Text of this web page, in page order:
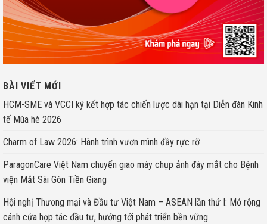
BÀI VIẾT MỚI
HCM-SME và VCCI ký kết hợp tác chiến lược dài hạn tại Diễn đàn Kinh
tế Mùa hè 2026
Charm of Law 2026: Hành trình vươn mình đầy rực rỡ
ParagonCare Việt Nam chuyển giao máy chụp ảnh đáy mắt cho Bệnh
viện Mắt Sài Gòn Tiền Giang
Hội nghị Thương mại và Đầu tư Việt Nam – ASEAN lần thứ I: Mở rộng
cánh cửa hợp tác đầu tư, hướng tới phát triển bền vững